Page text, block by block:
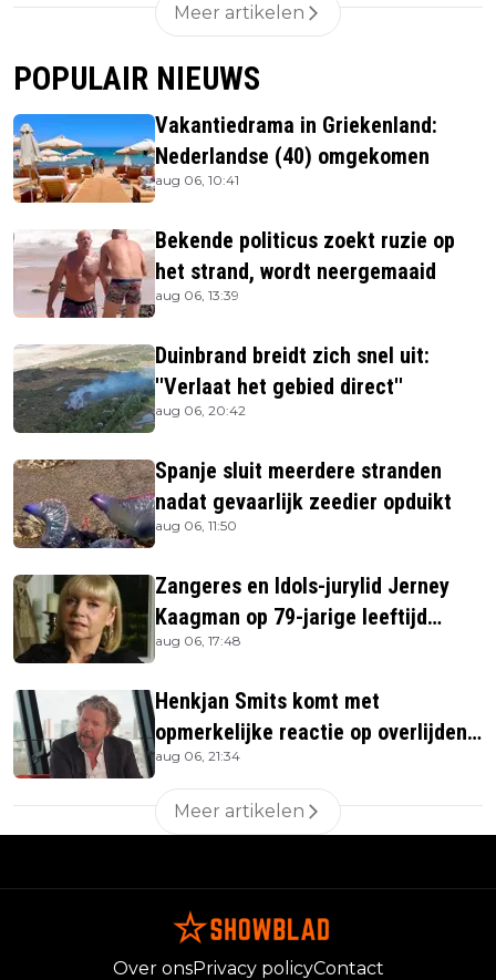
Meer artikelen
POPULAIR NIEUWS
Vakantiedrama in Griekenland:
Nederlandse (40) omgekomen
aug 06, 10:41
Bekende politicus zoekt ruzie op
het strand, wordt neergemaaid
aug 06, 13:39
Duinbrand breidt zich snel uit:
''Verlaat het gebied direct''
aug 06, 20:42
Spanje sluit meerdere stranden
nadat gevaarlijk zeedier opduikt
aug 06, 11:50
Zangeres en Idols-jurylid Jerney
Kaagman op 79-jarige leeftijd
overleden
aug 06, 17:48
Henkjan Smits komt met
opmerkelijke reactie op overlijden
Jerney Kaagman
aug 06, 21:34
Meer artikelen
Over onsPrivacy policyContact